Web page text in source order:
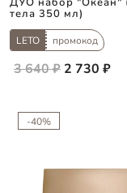
тела 350 мл)
LETO промокод
3 640 ₽ 2 730 ₽
-40%